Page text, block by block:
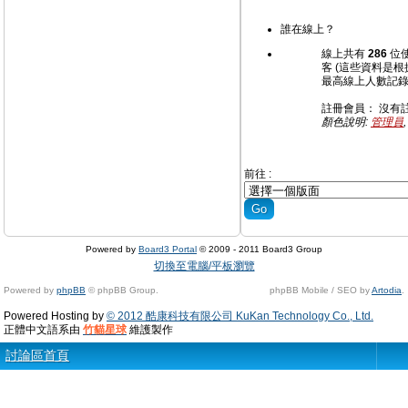
誰在線上？
線上共有 286 位
客 (這些資料是
最高線上人數記
註冊會員： 沒有
顏色說明: 管理員,
前往 :
Powered by Board3 Portal © 2009 - 2011 Board3 Group
切換至電腦/平板瀏覽
Powered by phpBB © phpBB Group. phpBB Mobile / SEO byArtodia
Powered Hosting by © 2012 酷康科技有限公司 KuKan Technology Co., Ltd.
正體中文語系由 竹貓星球 維護製作
討論區首頁